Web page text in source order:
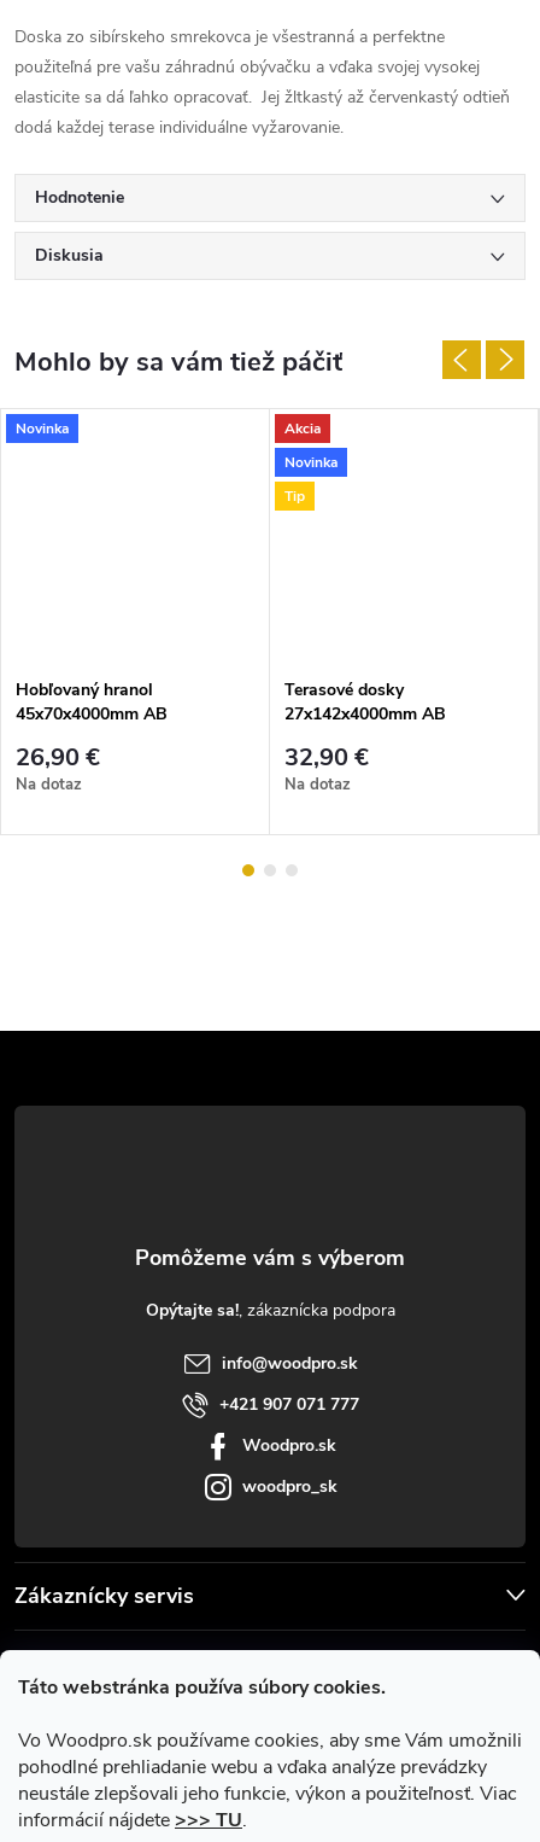
Táto webstránka používa súbory cookies.
Vo Woodpro.sk používame cookies, aby sme Vám umožnili
pohodlné prehliadanie webu a vďaka analýze prevádzky
neustále zlepšovali jeho funkcie, výkon a použiteľnosť. Viac
informácií nájdete>>> TU.
Doska zo sibírskeho smrekovca je všestranná a perfektne
použiteľná pre vašu záhradnú obývačku a vďaka svojej vysokej
elasticite sa dá ľahko opracovať. Jej žltkastý až červenkastý odtieň
dodá každej terase individuálne vyžarovanie.
Hodnotenie
Diskusia
Novinka
Hobľovaný hranol
45x70x4000mm AB
26,90 €
Na dotaz
Akcia
Novinka
Tip
Terasové dosky
27x142x4000mm AB
32,90 €
Na dotaz
á
Zákaznícky servis
Opýtajte sa!
info@woodpro.sk
+421 907 071 777
Woodpro.sk
woodpro_sk
Facebook